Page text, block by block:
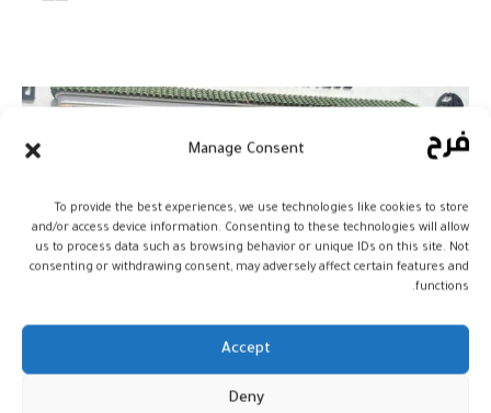
Manage Consent
To provide the best experiences, we use technologies like cookies to store
and/or access device information. Consenting to these technologies will allow
us to process data such as browsing behavior or unique IDs on this site. Not
consenting or withdrawing consent, may adversely affect certain features and
functions.
Accept
Deny
الرباط: نصب تذكاري لرائد الفضاء